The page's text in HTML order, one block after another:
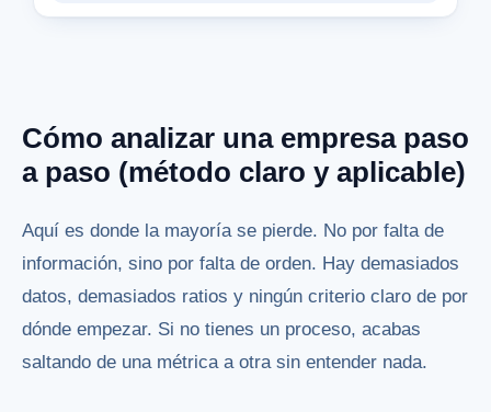
Cómo analizar una empresa paso
a paso (método claro y aplicable)
Aquí es donde la mayoría se pierde. No por falta de
información, sino por falta de orden. Hay demasiados
datos, demasiados ratios y ningún criterio claro de por
dónde empezar. Si no tienes un proceso, acabas
saltando de una métrica a otra sin entender nada.